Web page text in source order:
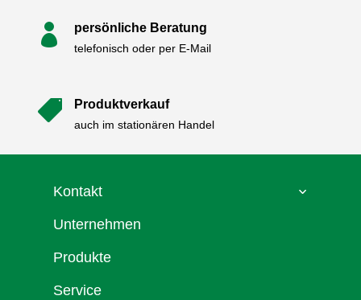
 persönliche Beratung
telefonisch oder per E-Mail
 Produktverkauf
auch im stationären Handel
Kontakt
Unternehmen
Produkte
Service